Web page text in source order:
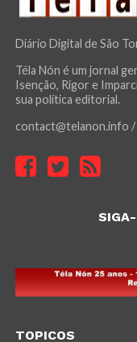
Diário Digital de São
Téla Nón é um jornal
Isenção, Rigor e
sua política editorial.
contact@telanon.info /
TOPICOS